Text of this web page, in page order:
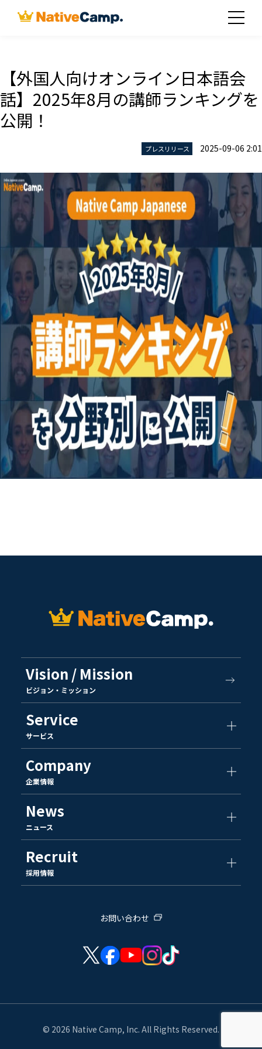
【外国人向けオンライン日本語会
話】2025年8月の講師ランキングを
公開！
プレスリリース 2025-09-06 2:01
Vision / Mission
ビジョン・ミッション
Service
サービス
Company
企業情報
News
ニュース
Recruit
採用情報
お問い合わせ
© 2026 Native Camp, Inc. All Rights Reserved.